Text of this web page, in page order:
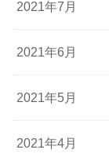
2021年7月
2021年6月
2021年5月
2021年4月